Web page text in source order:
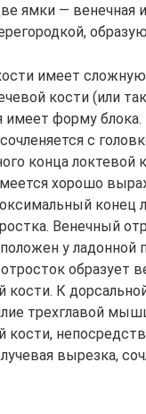
ямки — венечная
имеет сложную
кости (или
форму блока.
с
кон­ца локтевой
хорошо
конец
Венечный
у ладонной
образует
кости. К
трехглавой
кости,
вы­резка,